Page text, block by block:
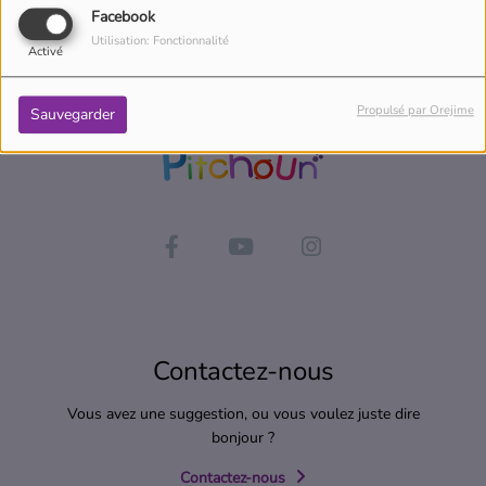
Facebook
Activé
Utilisation: Fonctionnalité
Sauvegarder Propulsé par Orejime
Contactez-nous
Vous avez une suggestion, ou vous voulez juste dire
bonjour ?
Contactez-nous